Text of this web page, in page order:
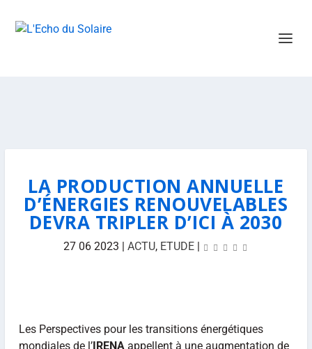
LA PRODUCTION ANNUELLE
D’ÉNERGIES RENOUVELABLES
DEVRA TRIPLER D’ICI À 2030
27 06 2023 | ACTU, ETUDE|
Les Perspectives pour les transitions énergétiques
mondiales de l’IRENAappellent à une augmentation de